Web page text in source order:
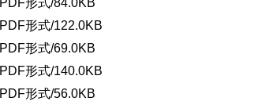
PDF形式/84.0KB
PDF形式/122.0KB
PDF形式/69.0KB
PDF形式/140.0KB
PDF形式/56.0KB